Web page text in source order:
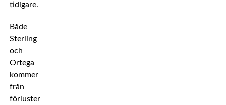
tidigare.
Både
Sterling
och
Ortega
kommer
från
förluster